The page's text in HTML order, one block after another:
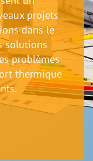
projets
dans le
solutions
problèmes
thermique